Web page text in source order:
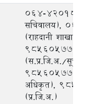
064-420189
सचिवालय),
(राहदानी शाखा),
9856057778
(स.प्र.जि.अ./
9856057780
अधिकृत),
(प्र.जि.अ.)